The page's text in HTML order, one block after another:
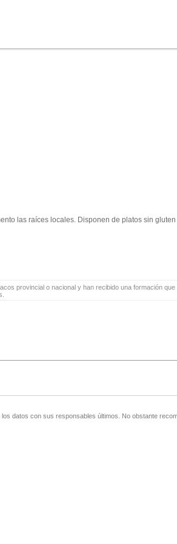
las raíces locales. Disponen de platos sin
provincial o nacional y han recibido una formación
datos con sus responsables últimos. No obstante